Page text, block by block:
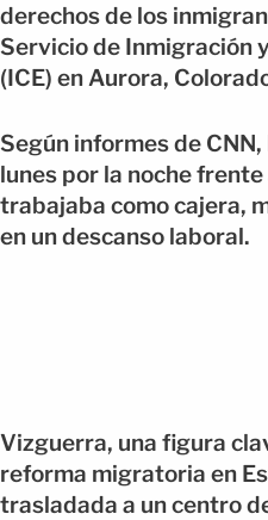
derechos de los
Servicio de Inmigración
(ICE) en Aurora,
Según informes de
lunes por la noche
trabajaba como cajera,
en un descanso laboral.
Vizguerra, una figura
reforma migratoria en
trasladada a un centro